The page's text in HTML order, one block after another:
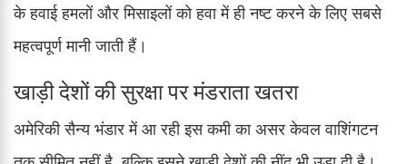
के हवाई हमलों और मिसाइलों को हवा में ही नष्ट करने के लिए सबसे
महत्वपूर्ण मानी जाती हैं।
खाड़ी देशों की सुरक्षा पर मंडराता खतरा
अमेरिकी सैन्य भंडार में आ रही इस कमी का असर केवल वाशिंगटन